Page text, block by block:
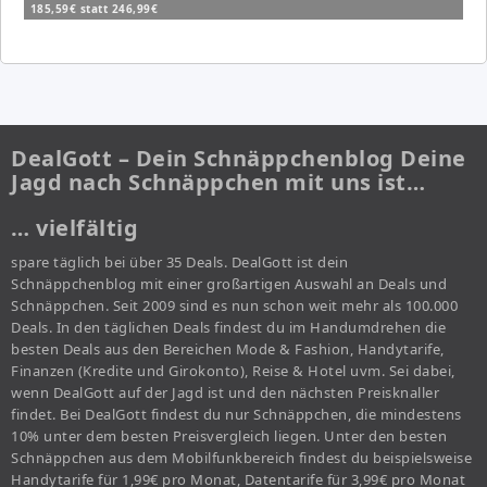
185,59€ statt 246,99€
DealGott – Dein Schnäppchenblog Deine
Jagd nach Schnäppchen mit uns ist…
… vielfältig
spare täglich bei über 35 Deals. DealGott ist dein
Schnäppchenblog mit einer großartigen Auswahl an Deals und
Schnäppchen. Seit 2009 sind es nun schon weit mehr als 100.000
Deals. In den täglichen Deals findest du im Handumdrehen die
besten Deals aus den Bereichen Mode & Fashion, Handytarife,
Finanzen (Kredite und Girokonto), Reise & Hotel uvm. Sei dabei,
wenn DealGott auf der Jagd ist und den nächsten Preisknaller
findet. Bei DealGott findest du nur Schnäppchen, die mindestens
10% unter dem besten Preisvergleich liegen. Unter den besten
Schnäppchen aus dem Mobilfunkbereich findest du beispielsweise
Handytarife für 1,99€ pro Monat, Datentarife für 3,99€ pro Monat